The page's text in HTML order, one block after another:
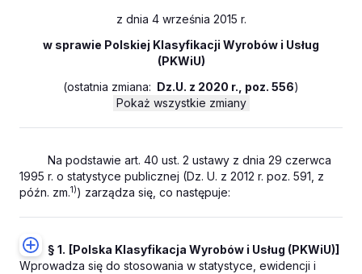
z dnia 4 września 2015 r.
w sprawie Polskiej Klasyfikacji Wyrobów i Usług
(PKWiU)
(ostatnia zmiana: Dz.U. z 2020 r., poz. 556)
Pokaż wszystkie zmiany
Na podstawie art. 40 ust. 2 ustawy z dnia 29 czerwca
1995 r. o statystyce publicznej (Dz. U. z 2012 r. poz. 591, z
późn. zm.1)) zarządza się, co następuje:
§ 1. [Polska Klasyfikacja Wyrobów i Usług (PKWiU)]
Wprowadza się do stosowania w statystyce, ewidencji i